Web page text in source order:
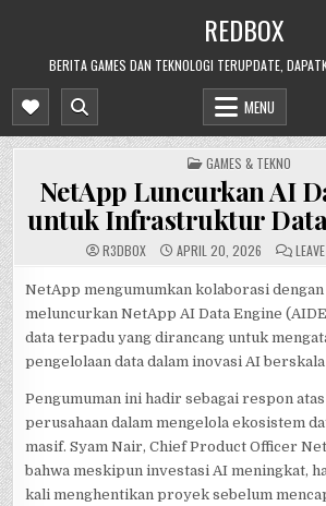
REDBOX
BERITA GAMES DAN TEKNOLOGI TERUPDATE,
MENU
POSTED
IN
GAMES & TEKNO
NetApp Luncurkan AI
untuk Infrastruktur
R3DB0X APRIL 20, 2026
NetApp mengumumkan kolaborasi
meluncurkan NetApp AI Data Engine
data terpadu yang dirancang untuk
pengelolaan data dalam inovasi AI
Pengumuman ini hadir sebagai respon
perusahaan dalam mengelola ekosistem
masif. Syam Nair, Chief Product Officer
bahwa meskipun investasi AI meningkat,
kali menghentikan proyek sebelum